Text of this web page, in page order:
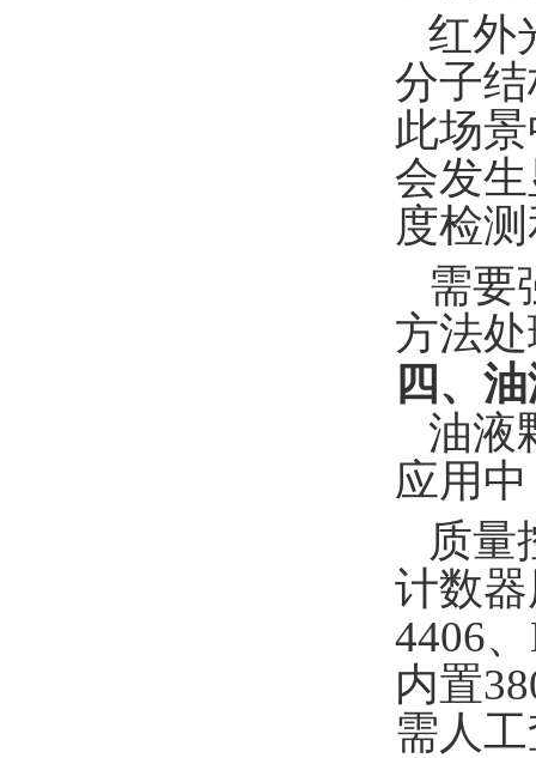
红外
分子
此场
会发
度检
需要
方法
四、
油液
应用
质量
计数
4406
内置
需人